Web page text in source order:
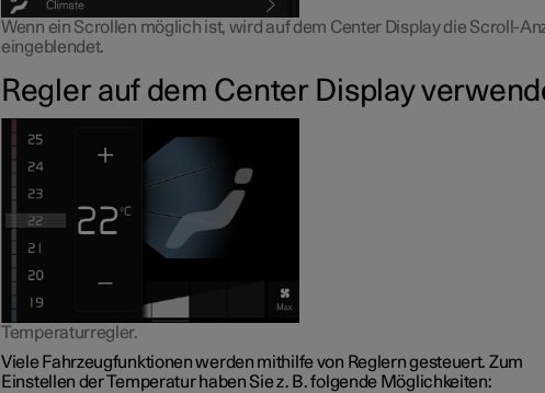
Wenn ein Scrollen möglich ist, wird auf dem Center Display die Scroll-
eingeblendet.
Regler auf dem Center Display
Temperaturregler.
Viele Fahrzeugfunktionen werden mithilfe von Reglern gesteuert. Zum
Einstellen der Temperatur haben Siez. B.folgende Möglichkeiten: